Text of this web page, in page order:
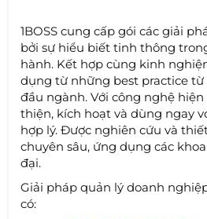
1BOSS cung cấp gói các giải
bởi sự hiểu biết tinh thông
hành. Kết hợp cùng kinh
dụng từ những best practice
đầu ngành. Với công nghệ
thiện, kích hoạt và dùng ngay
hợp lý. Được nghiên cứu và
chuyên sâu, ứng dụng các
đại.
Giải pháp quản lý doanh
có: